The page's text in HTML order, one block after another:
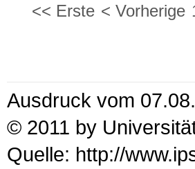
<< Erste < Vorherige
Ausdruck vom
© 2011 by
Quelle: http://